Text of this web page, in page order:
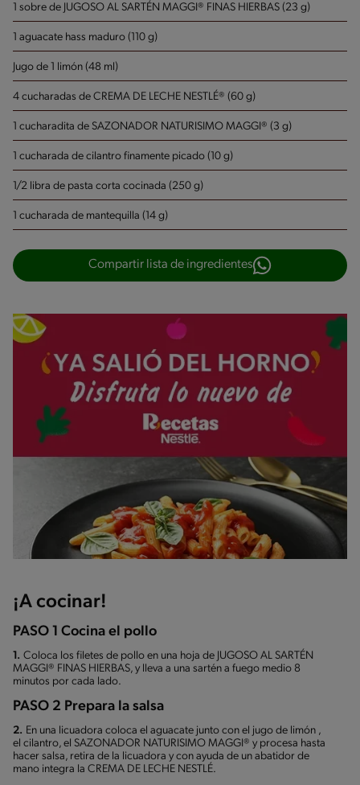
1 sobre de JUGOSO AL SARTÉN MAGGI® FINAS HIERBAS (23 g)
1 aguacate hass maduro (110 g)
Jugo de 1 limón (48 ml)
4 cucharadas de CREMA DE LECHE NESTLÉ® (60 g)
1 cucharadita de SAZONADOR NATURISIMO MAGGI® (3 g)
1 cucharada de cilantro finamente picado (10 g)
1/2 libra de pasta corta cocinada (250 g)
1 cucharada de mantequilla (14 g)
Compartir lista de ingredientes
¡A cocinar!
PASO 1 Cocina el pollo
1. Coloca los filetes de pollo en una hoja de JUGOSO AL SARTÉN
MAGGI® FINAS HIERBAS, y lleva a una sartén a fuego medio 8
minutos por cada lado.
PASO 2 Prepara la salsa
2. En una licuadora coloca el aguacate junto con el jugo de limón ,
el cilantro, el SAZONADOR NATURISIMO MAGGI® y procesa hasta
hacer salsa, retira de la licuadora y con ayuda de un abatidor de
mano integra la CREMA DE LECHE NESTLÉ.